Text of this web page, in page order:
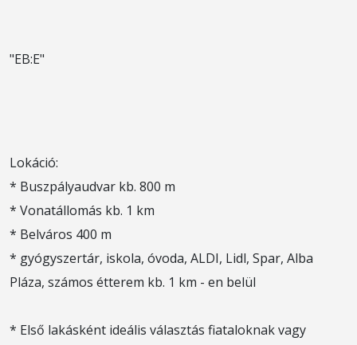
"EB:E"
Lokáció:
* Buszpályaudvar kb. 800 m
* Vonatállomás kb. 1 km
* Belváros 400 m
* gyógyszertár, iskola, óvoda, ALDI, Lidl, Spar, Alba
Pláza, számos étterem kb. 1 km - en belül
* Első lakásként ideális választás fiataloknak vagy